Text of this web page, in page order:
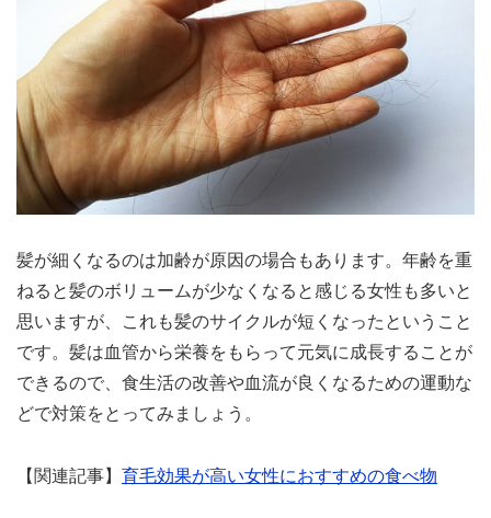
髪が細くなるのは加齢が原因の場合もあります。年齢を重
ねると髪のボリュームが少なくなると感じる女性も多いと
思いますが、これも髪のサイクルが短くなったということ
です。髪は血管から栄養をもらって元気に成長することが
できるので、食生活の改善や血流が良くなるための運動な
どで対策をとってみましょう。
【関連記事】 育毛効果が高い女性におすすめの食べ物